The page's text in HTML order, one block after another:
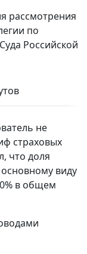
рассмотрения
по
Российской
не
страховых
что доля
виду
в общем